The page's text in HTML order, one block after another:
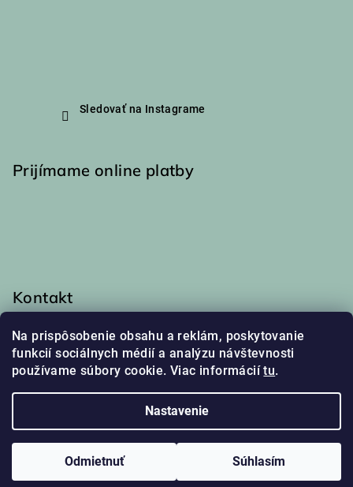
Na prispôsobenie obsahu a reklám, poskytovanie
funkcií sociálnych médií a analýzu návštevnosti
používame súbory cookie. Viac informáciítu.
Nastavenie
Odmietnuť Súhlasím
Sledovať na Instagrame
Prijímame online platby
Kontakt
info@haakaa.sk
0917 174 048
nastavenie cookies
Vytvoril Shoptet